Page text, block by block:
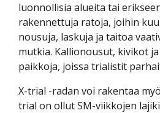
luonnollisia alueita tai
rakennettuja ratoja, joihin
nousuja, laskuja ja taitoa
mutkia. Kallionousut, kivikot
paikkoja, joissa trialistit
X-trial -radan voi rakentaa
trial on ollut SM-viikkojen